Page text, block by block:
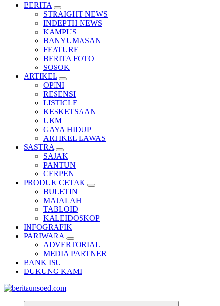
BERITA
STRAIGHT NEWS
INDEPTH NEWS
KAMPUS
BANYUMASAN
FEATURE
BERITA FOTO
SOSOK
ARTIKEL
OPINI
RESENSI
LISTICLE
KESKETSAAN
UKM
GAYA HIDUP
ARTIKEL LAWAS
SASTRA
SAJAK
PANTUN
CERPEN
PRODUK CETAK
BULETIN
MAJALAH
TABLOID
KALEIDOSKOP
INFOGRAFIK
PARIWARA
ADVERTORIAL
MEDIA PARTNER
BANK ISU
DUKUNG KAMI